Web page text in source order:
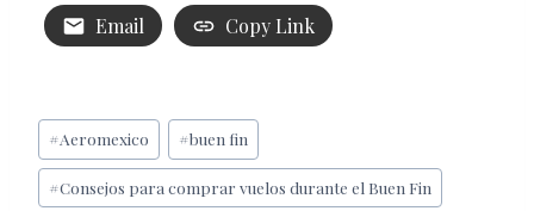
Email Copy Link
Etiquetas
de
la
#Aeromexico #buen fin
#Consejos para comprar vuelos durante el Buen Fin